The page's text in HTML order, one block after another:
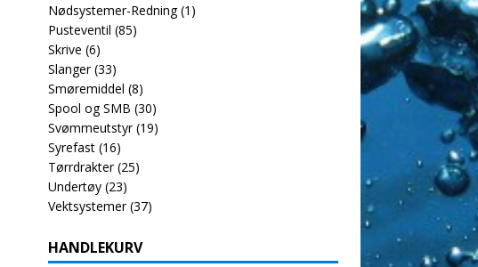
Nødsystemer-Redning (1)
Pusteventil (85)
Skrive (6)
Slanger (33)
Smøremiddel (8)
Spool og SMB (30)
Svømmeutstyr (19)
Syrefast (16)
Tørrdrakter (25)
Undertøy (23)
Vektsystemer (37)
HANDLEKURV